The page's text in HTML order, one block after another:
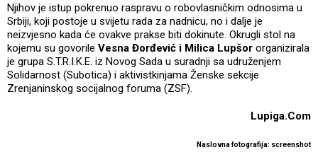
Njihov je istup pokrenuo raspravu o robovlasničkim odnosima u
Srbiji, koji postoje u svijetu rada za nadnicu, no i dalje je
neizvjesno kada će ovakve prakse biti dokinute. Okrugli stol na
kojemu su govorile Vesna Đorđević i Milica Lupšor organizirala
je grupa S.T.R.I.K.E. iz Novog Sada u suradnji sa udruženjem
Solidarnost (Subotica) i aktivistkinjama Ženske sekcije
Zrenjaninskog socijalnog foruma (ZSF).
Lupiga.Com
Naslovna fotografija: screenshot